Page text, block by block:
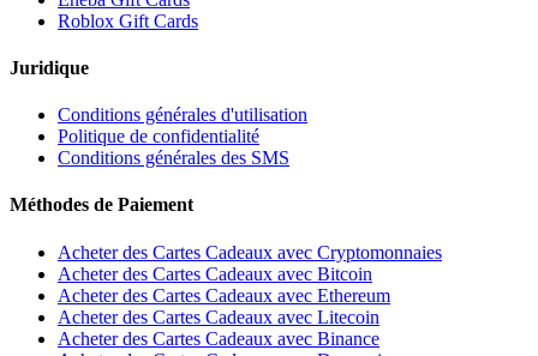
Roblox Gift Cards
Juridique
Conditions générales d'utilisation
Politique de confidentialité
Conditions générales des SMS
Méthodes de Paiement
Acheter des Cartes Cadeaux avec Cryptomonnaies
Acheter des Cartes Cadeaux avec Bitcoin
Acheter des Cartes Cadeaux avec Ethereum
Acheter des Cartes Cadeaux avec Litecoin
Acheter des Cartes Cadeaux avec Binance